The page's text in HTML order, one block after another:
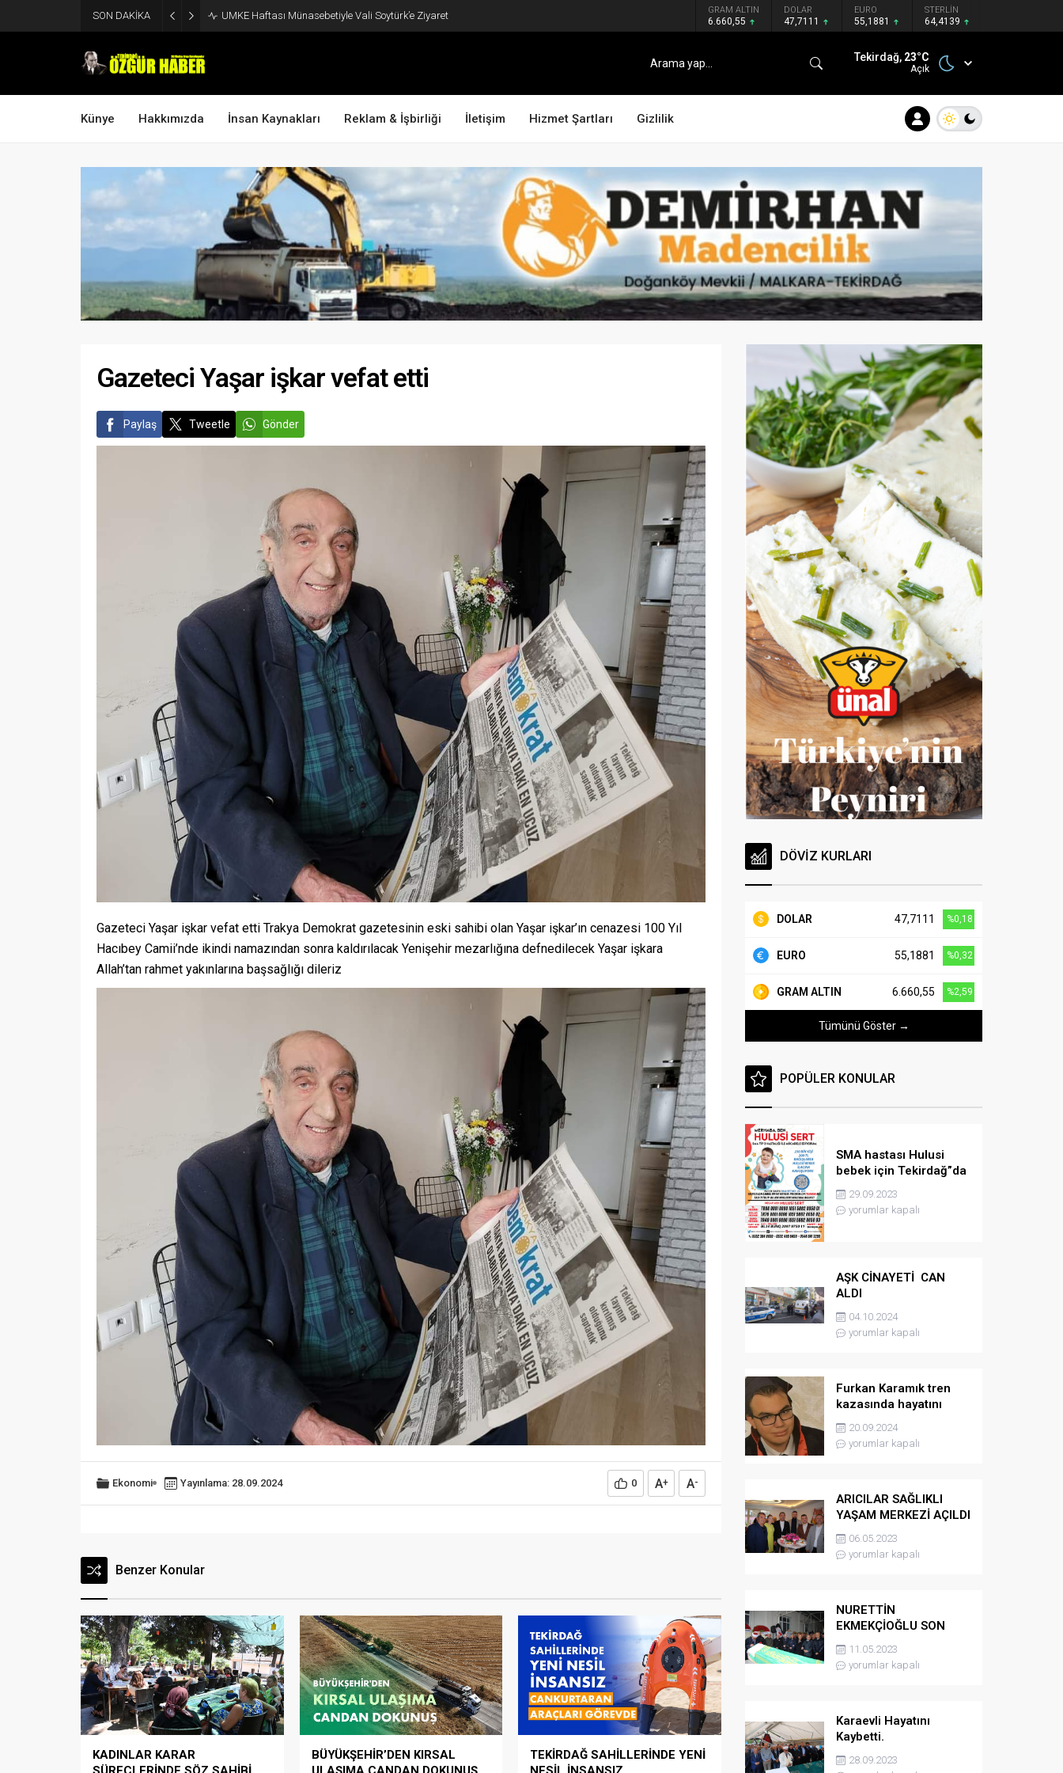
SON DAKİKA UMKE Haftası Münasebetiyle Vali Soytürk’e Ziyaret GRAM ALTIN
6.660,55
DOLAR
47,7111
EURO
55,1881
STERLİN
64,4139
Tekirdağ, 23°C
Açık
Künye Hakkımızda İnsan Kaynakları Reklam & İşbirliği İletişim Hizmet Şartları Gizlilik
Gazeteci Yaşar işkar vefat etti
Paylaş Tweetle Gönder
Gazeteci Yaşar işkar vefat etti Trakya Demokrat gazetesinin eski sahibi olan Yaşar işkar’ın cenazesi 100 Yıl
Hacıbey Camii’nde ikindi namazından sonra kaldırılacak Yenişehir mezarlığına defnedilecek Yaşar işkara
Allah’tan rahmet yakınlarına başsağlığı dileriz
Ekonomi Yayınlama: 28.09.2024 0 A+ A-
Benzer Konular
KADINLAR KARAR
BÜYÜKŞEHİR’DEN KIRSAL
TEKİRDAĞ SAHİLLERİNDE YENİ
DÖVİZ KURLARI
DOLAR 47,7111 %0,18
EURO 55,1881 %0,32
GRAM ALTIN 6.660,55 %2,59
Tümünü Göster →
POPÜLER KONULAR
SMA hastası Hulusi
bebek için Tekirdağ”da
konser düzenlenicek
29.09.2023
yorumlar kapalı
AŞK CİNAYETİ CAN
ALDI
04.10.2024
yorumlar kapalı
Furkan Karamık tren
kazasında hayatını
kaybetti
20.09.2024
yorumlar kapalı
ARICILAR SAĞLIKLI
YAŞAM MERKEZİ AÇILDI
06.05.2023
yorumlar kapalı
NURETTİN
EKMEKÇİOĞLU SON
YOLCULUĞUNA
UĞURLANDI
11.05.2023
yorumlar kapalı
Karaevli Hayatını
Kaybetti.
28.09.2023